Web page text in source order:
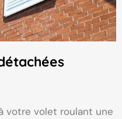
votre volet roulant une